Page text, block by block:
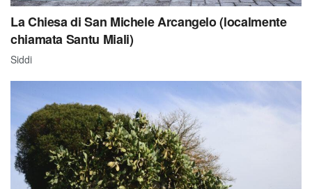
La Chiesa di San Michele Arcangelo (localmente
chiamata Santu Miali)
Siddi